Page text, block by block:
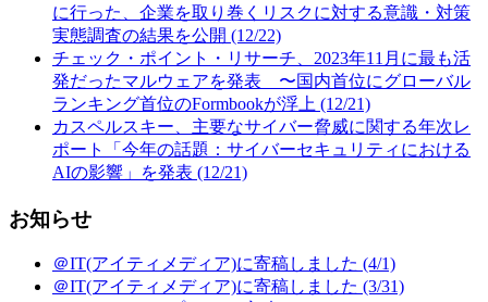
に行った、企業を取り巻くリスクに対する意識・対策
実態調査の結果を公開 (12/22)
チェック・ポイント・リサーチ、2023年11月に最も活
発だったマルウェアを発表 〜国内首位にグローバル
ランキング首位のFormbookが浮上 (12/21)
カスペルスキー、主要なサイバー脅威に関する年次レ
ポート「今年の話題：サイバーセキュリティにおける
AIの影響」を発表 (12/21)
お知らせ
＠IT(アイティメディア)に寄稿しました (4/1)
＠IT(アイティメディア)に寄稿しました (3/31)